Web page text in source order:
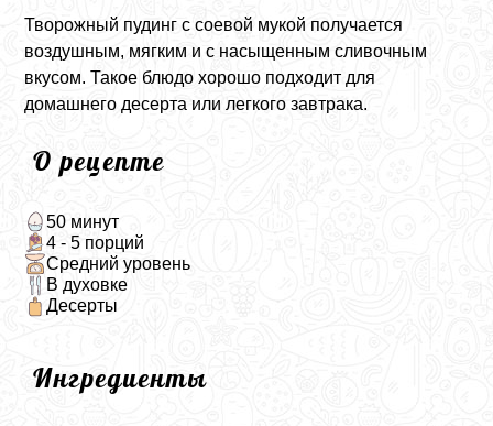
Творожный пудинг с соевой мукой получается
воздушным, мягким и с насыщенным сливочным
вкусом. Такое блюдо хорошо подходит для
домашнего десерта или легкого завтрака.
О рецепте
50 минут
4 - 5 порций
Средний уровень
В духовке
Десерты
Ингредиенты